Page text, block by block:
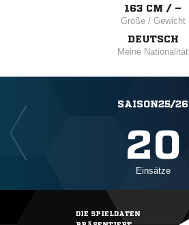
163 CM / –
Größe / Gewicht
DEUTSCH
Meine Nationalität
SAISON25/26
20
Einsätze
DIE SPIELDATEN